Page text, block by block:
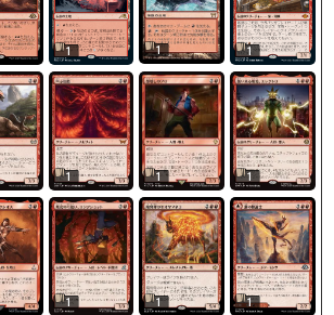
1 1 1
1 1 1
1 1 1